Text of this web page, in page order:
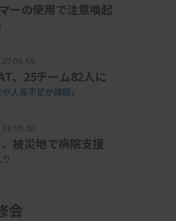
ーの使用で注意喚起
05:55
、25チーム82人に
人員不足が課題」
05:30
被災地で病院支援
会